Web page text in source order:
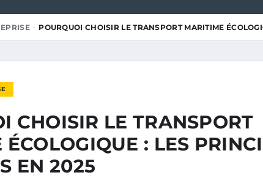
POURQUOI CHOISIR LE TRANSPORT MARITIME
CHOISIR LE TRANSPORT
: LES
EN 2025